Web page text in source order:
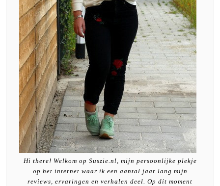
Hi there! Welkom op Suszie.nl, mijn persoonlijke plekje
op het internet waar ik een aantal jaar lang mijn
reviews, ervaringen en verhalen deel. Op dit moment